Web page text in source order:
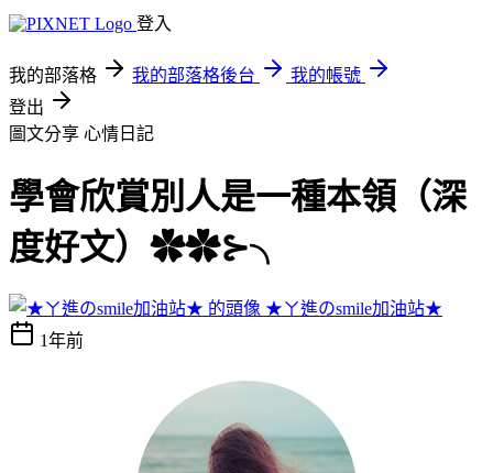
登入
我的部落格 我的部落格後台
我的帳號
登出
圖文分享 心情日記
學會欣賞別人是一種本領（深
度好文）✿✿⊱╮
★ㄚ進のsmile加油站★
1年前